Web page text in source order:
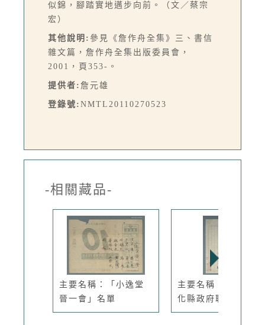
似錦，腳踏實地邁步向前。（文／蔡宗
宏）
其他說明: 參見《詹作舟全集》三、書信
雜文篇，詹作舟全集出版委員會，
2001，頁353-。
提供者: 詹元雄
登錄號: NMTL20110270523
-相關藏品-
主要名稱：「小逸堂
晉一會」名單
主要名稱：臺灣省彰
化縣政府聘函